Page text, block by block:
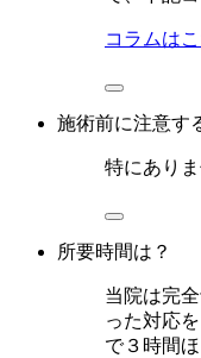
コラムは
施術前に注意す
特にありま
所要時間は？
当院は完
った対応
で３時間